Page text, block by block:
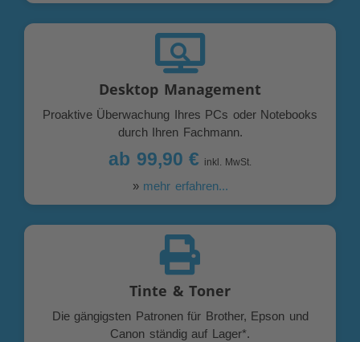
Desktop Management
Proaktive Überwachung Ihres PCs oder Notebooks
durch Ihren Fachmann.
ab 99,90 € inkl. MwSt.
» mehr erfahren...
Tinte & Toner
Die gängigsten Patronen für Brother, Epson und
Canon ständig auf Lager*.